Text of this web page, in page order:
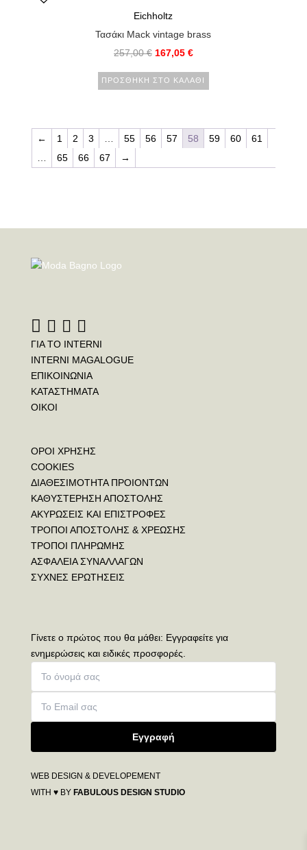
Eichholtz
Τασάκι Mack vintage brass
257,00€ 167,05 €
ΠΡΟΣΘΉΚΗ ΣΤΟ ΚΑΛΆΘΙ
← 1 2 3 55 56 57 58 59 60
61
65 66 67 →
ΓΙΑ ΤΟ INTERNI
INTERNI MAGALOGUE
ΕΠΙΚΟΙΝΩΝΙΑ
ΚΑΤΑΣΤΗΜΑΤΑ
ΟΙΚΟΙ
ΟΡΟΙ ΧΡΗΣΗΣ
COOKIES
ΔΙΑΘΕΣΙΜΟΤΗΤΑ ΠΡΟΙΟΝΤΩΝ
ΚΑΘΥΣΤΕΡΗΣΗ ΑΠΟΣΤΟΛΗΣ
ΑΚΥΡΩΣΕΙΣ ΚΑΙ ΕΠΙΣΤΡΟΦΕΣ
ΤΡΟΠΟΙ ΑΠΟΣΤΟΛΗΣ & ΧΡΕΩΣΗΣ
ΤΡΟΠΟΙ ΠΛΗΡΩΜΗΣ
ΑΣΦΑΛΕΙΑ ΣΥΝΑΛΛΑΓΩΝ
ΣΥΧΝΕΣ ΕΡΩΤΗΣΕΙΣ
Γίνετε ο πρώτος που θα μάθει: Εγγραφείτε για
ενημερώσεις και ειδικές προσφορές.
Εγγραφή
WEB DESIGN & DEVELOPEMENT
WITH ♥ BY FABULOUS DESIGN STUDIO